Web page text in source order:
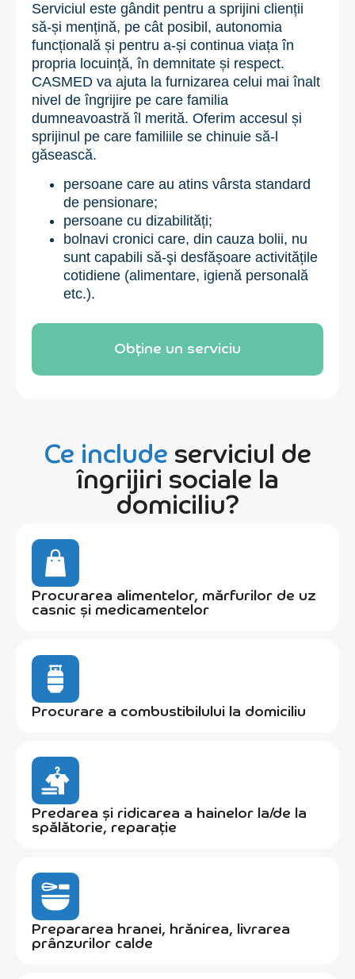
Serviciul este gândit pentru a sprijini clienții
să-și mențină, pe cât posibil, autonomia
funcțională și pentru a-și continua viața în
propria locuință, în demnitate și respect.
CASMED va ajuta la furnizarea celui mai înalt
nivel de îngrijire pe care familia
dumneavoastră îl merită. Oferim accesul și
sprijinul pe care familiile se chinuie să-l
găsească.
persoane care au atins vârsta standard
de pensionare;
persoane cu dizabilități;
bolnavi cronici care, din cauza bolii, nu
sunt capabili să-şi desfășoare activitățile
cotidiene (alimentare, igienă personală
etc.).
Obține un serviciu
Ce includeserviciul de
îngrijiri sociale la
domiciliu?
Procurarea alimentelor, mărfurilor de uz
casnic și medicamentelor
Procurare a combustibilului la domiciliu
Predarea și ridicarea a hainelor la/de la
spălătorie, reparație
Prepararea hranei, hrănirea, livrarea
prânzurilor calde